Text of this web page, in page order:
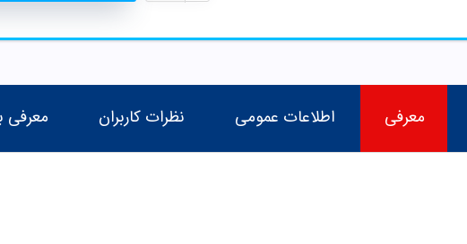
معرفی اطلاعات عمومی نظرات کاربران معرفی